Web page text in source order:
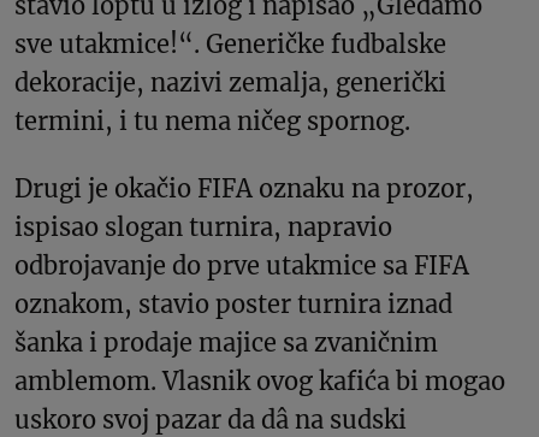
sve utakmice!“. Generičke fudbalske
dekoracije, nazivi zemalja, generički
termini, i tu nema ničeg spornog.
Drugi je okačio FIFA oznaku na prozor,
ispisao slogan turnira, napravio
odbrojavanje do prve utakmice sa FIFA
oznakom, stavio poster turnira iznad
šanka i prodaje majice sa zvaničnim
amblеmom. Vlasnik ovog kafića bi mogao
uskoro svoj pazar da dâ na sudski